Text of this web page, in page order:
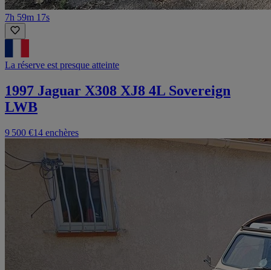
7h 59m 17s
La réserve est presque atteinte
1997 Jaguar X308 XJ8 4L Sovereign
LWB
9 500 €14 enchères